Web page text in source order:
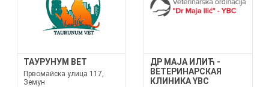
ТАУРУНУМ ВЕТ
Првомайска улица 117,
Земун
ДР МАЈА ИЛИЋ -
ВЕТЕРИНАРСКАЯ
КЛИНИКА YBC